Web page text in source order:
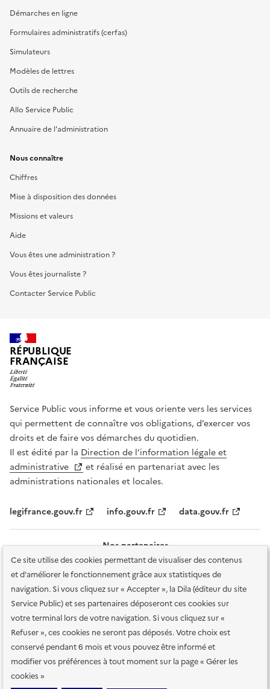
Ce site utilise des cookies permettant de visualiser des contenus
et d'améliorer le fonctionnement grâce aux statistiques de
navigation. Si vous cliquez sur « Accepter », la Dila (éditeur du site
Service Public) et ses partenaires déposeront ces cookies sur
votre terminal lors de votre navigation. Si vous cliquez sur «
Refuser », ces cookies ne seront pas déposés. Votre choix est
conservé pendant 6 mois et vous pouvez être informé et
modifier vos préférences à tout moment sur la page « Gérer les
cookies »
Démarches en ligne
Formulaires administratifs (cerfas)
Simulateurs
Modèles de lettres
Outils de recherche
Allo Service Public
Annuaire de l'administration
Nous connaître
Chiffres
Mise à disposition des données
Missions et valeurs
Aide
Vous êtes une administration ?
Vous êtes journaliste ?
Contacter Service Public
RÉPUBLIQUE
FRANÇAISE
Service Public vous informe et vous oriente vers les services
qui permettent de connaître vos obligations, d’exercer vos
droits et de faire vos démarches du quotidien.
Il est édité par la Direction de l’information légale et
administrative
et réalisé en partenariat avec les
administrations nationales et locales.
legifrance.gouv.fr info.gouv.fr data.gouv.fr
Nos partenaires
Plan du site Accessibilité : totalement conforme
Accessibilité des
services en ligne Mentions légales Données personnelles et sécurité
Conditions générales d'utilisation Gestion des cookies